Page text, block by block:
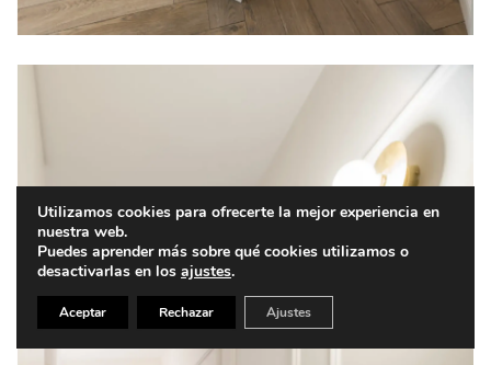
Utilizamos cookies para ofrecerte la mejor experiencia en
nuestra web.
Puedes aprender más sobre qué cookies utilizamos o
desactivarlas en los ajustes.
Aceptar Rechazar Ajustes